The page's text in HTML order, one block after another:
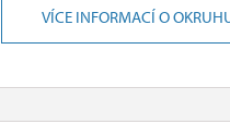
VÍCE INFORMACÍ O